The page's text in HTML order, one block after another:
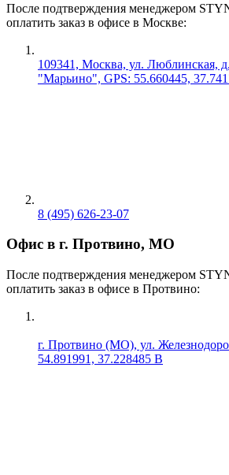
После подтверждения менеджером
оплатить заказ в офисе в Москве:
109341, Москва, ул. Люблинская,
"Марьино", GPS: 55.660445,
8 (495) 626-23-07
Офис в г. Протвино, МО
После подтверждения менеджером
оплатить заказ в офисе в Протвино:
г. Протвино (МО), ул.
54.891991, 37.228485 В